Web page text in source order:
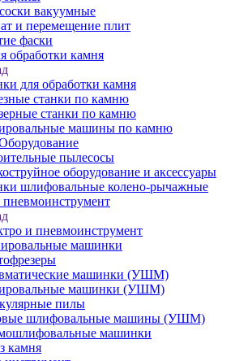
вакуумные
и перемещение плит
фаски
обработки камня
для обработки камня
станки по камню
станки по камню
машины по камню
пылесосы
оборудование и аксессуары
шлифовальные колено-рычажные
и пневмоинструмент
машинки
машинки (УШМ)
машинки (УШМ)
пилы
шлифовальные машины (УШМ)
машинки
камня